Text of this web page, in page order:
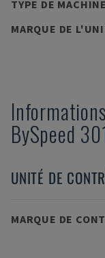
TYPE DE MACHINE
MARQUE DE
BySpeed
UNITÉ DE
MARQUE DE